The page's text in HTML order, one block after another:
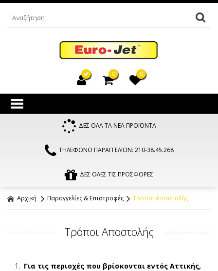
0 0
ΔΕΣ ΟΛΑ ΤΑ ΝΕΑ ΠΡΟΪΟΝΤΑ
ΤΗΛΕΦΩΝΟ ΠΑΡΑΓΓΕΛΙΩΝ: 210-38.45.268
ΔΕΣ ΟΛΕΣ ΤΙΣ ΠΡΟΣΦΟΡΕΣ
Αρχική Παραγγελίες & Επιστροφές Τρόποι Αποστολής
Τρόποι Αποστολής
Για τις περιοχές που βρίσκονται εντός Αττικής,